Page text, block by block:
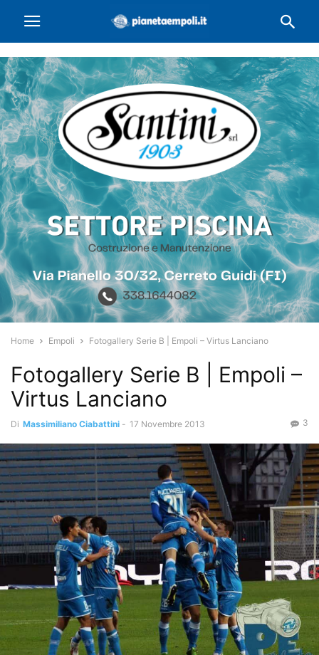
Home Empoli Fotogallery Serie B | Empoli – Virtus Lanciano
Fotogallery Serie B | Empoli –
Virtus Lanciano
Di Massimiliano Ciabattini - 17 Novembre 2013 3